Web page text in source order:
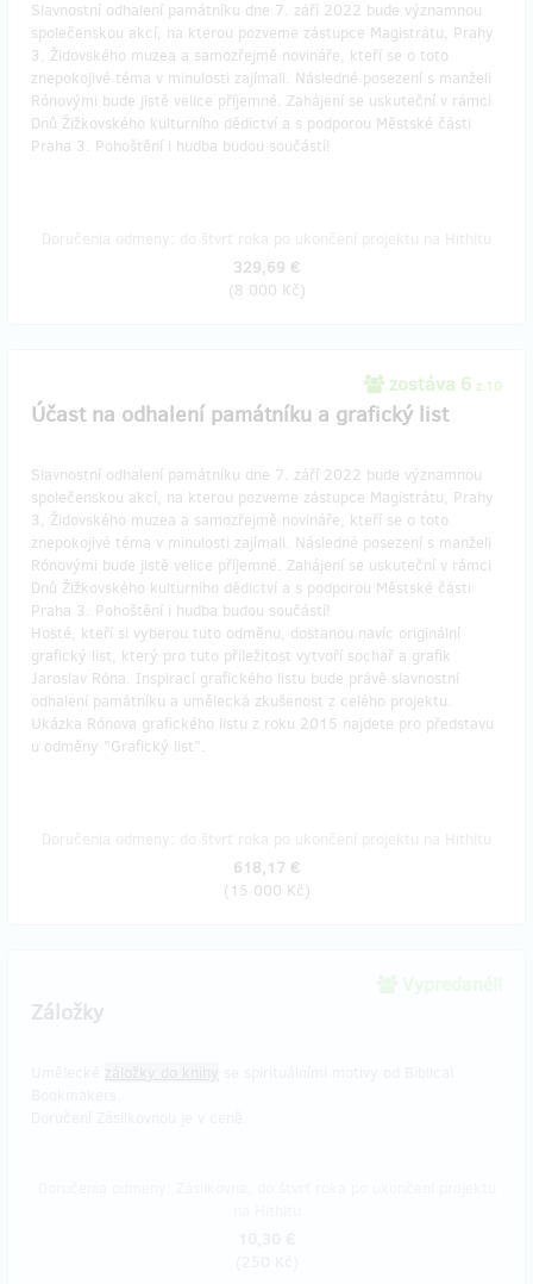
Slavnostní odhalení památníku dne 7. září 2022 bude významnou
společenskou akcí, na kterou pozveme zástupce Magistrátu, Prahy
3, Židovského muzea a samozřejmě novináře, kteří se o toto
znepokojivé téma v minulosti zajímali. Následné posezení s manželi
Rónovými bude jistě velice příjemné. Zahájení se uskuteční v rámci
Dnů Žižkovského kulturního dědictví a s podporou Městské části
Praha 3. Pohoštění i hudba budou součástí!
329,69 €
(8 000 Kč)
zostáva 6 z 10
Účast na odhalení památníku a grafický list
Slavnostní odhalení památníku dne 7. září 2022 bude významnou
společenskou akcí, na kterou pozveme zástupce Magistrátu, Prahy
3, Židovského muzea a samozřejmě novináře, kteří se o toto
znepokojivé téma v minulosti zajímali. Následné posezení s manželi
Rónovými bude jistě velice příjemné. Zahájení se uskuteční v rámci
Dnů Žižkovského kulturního dědictví a s podporou Městské části
Praha 3. Pohoštění i hudba budou součástí!
Hosté, kteří si vyberou tuto odměnu, dostanou navíc originální
grafický list, který pro tuto příležitost vytvoří sochař a grafik
Jaroslav Róna. Inspirací grafického listu bude právě slavnostní
odhalení památníku a umělecká zkušenost z celého projektu.
Ukázka Rónova grafického listu z roku 2015 najdete pro představu
u odměny "Grafický list".
618,17 €
(15 000 Kč)
Záložky